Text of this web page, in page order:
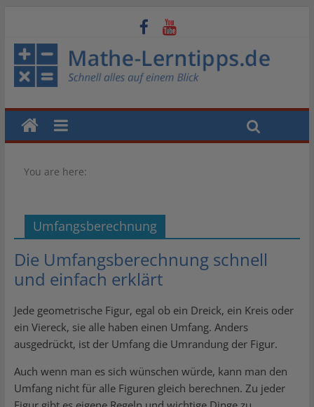
You are here:
Umfangsberechnung
Die Umfangsberechnung schnell
und einfach erklärt
Jede geometrische Figur, egal ob ein Dreick, ein Kreis oder
ein Viereck, sie alle haben einen Umfang. Anders
ausgedrückt, ist der Umfang die Umrandung der Figur.
Auch wenn man es sich wünschen würde, kann man den
Umfang nicht für alle Figuren gleich berechnen. Zu jeder